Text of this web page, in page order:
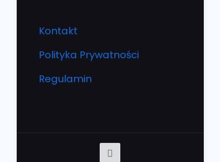
Kontakt
Polityka Prywatności
Regulamin